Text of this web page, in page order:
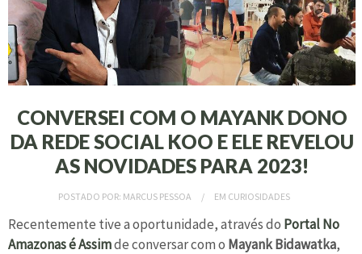
CONVERSEI COM O MAYANK DONO
DA REDE SOCIAL KOO E ELE REVELOU
AS NOVIDADES PARA 2023!
POSTADO POR: MARCUS PESSOA EM CURIOSIDADES
Recentemente tive a oportunidade, através do Portal No
Amazonas é Assimde conversar com o Mayank Bidawatka,